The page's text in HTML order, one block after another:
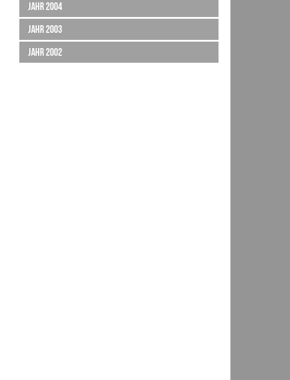
Jahr 2004
Jahr 2003
Jahr 2002